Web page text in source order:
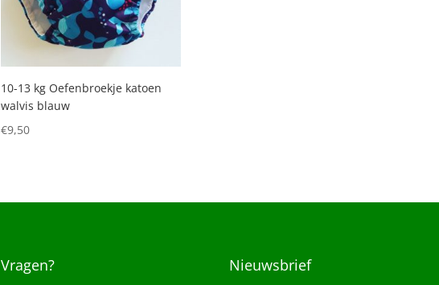
10-13 kg Oefenbroekje katoen
walvis blauw
€9,50
Vragen? Nieuwsbrief